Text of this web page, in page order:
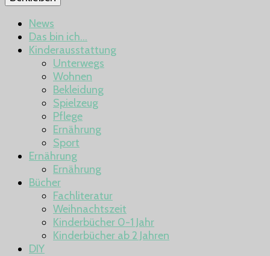
News
Das bin ich…
Kinderausstattung
Unterwegs
Wohnen
Bekleidung
Spielzeug
Pflege
Ernährung
Sport
Ernährung
Ernährung
Bücher
Fachliteratur
Weihnachtszeit
Kinderbücher 0-1 Jahr
Kinderbücher ab 2 Jahren
DIY